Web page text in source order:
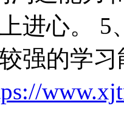
进心。
强的学